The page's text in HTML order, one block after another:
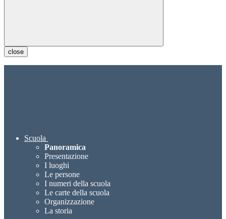
close
Scuola
Panoramica
Presentazione
I luoghi
Le persone
I numeri della scuola
Le carte della scuola
Organizzazione
La storia